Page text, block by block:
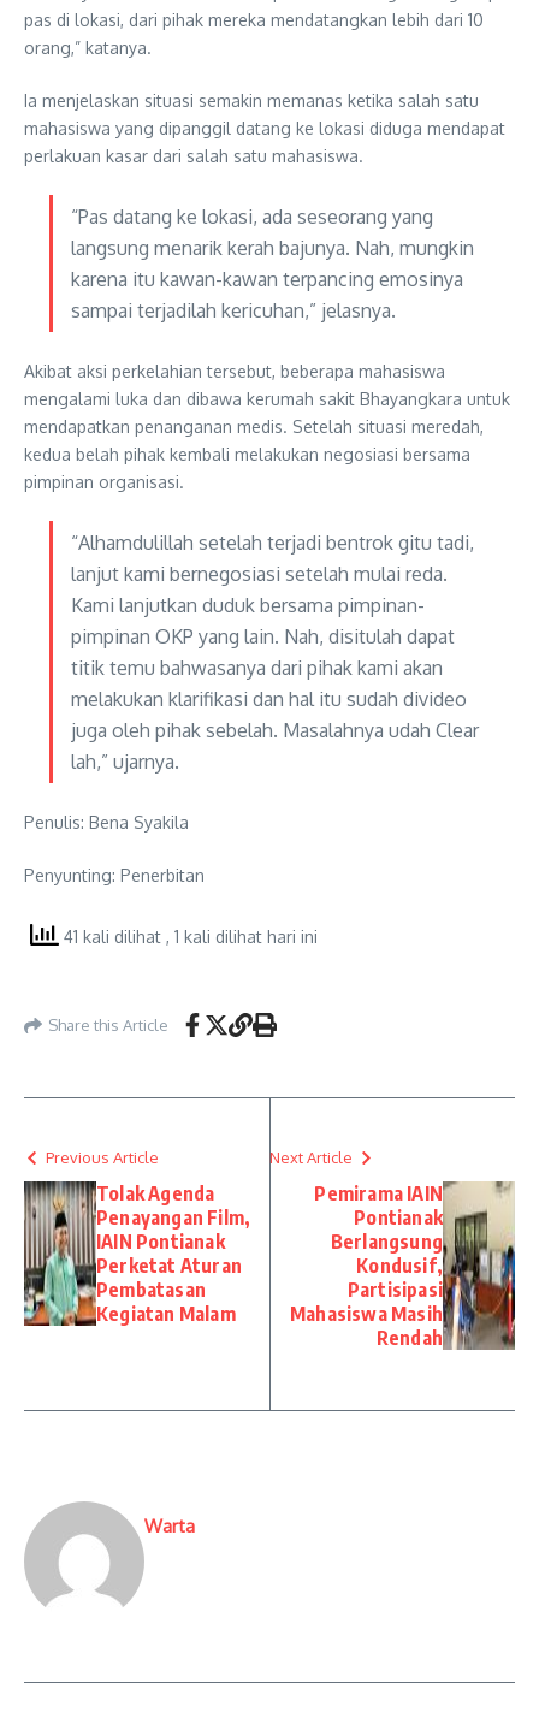
pas di lokasi, dari pihak mereka mendatangkan lebih dari 10
orang,” katanya.
Ia menjelaskan situasi semakin memanas ketika salah satu
mahasiswa yang dipanggil datang ke lokasi diduga mendapat
perlakuan kasar dari salah satu mahasiswa.
“Pas datang ke lokasi, ada seseorang yang
langsung menarik kerah bajunya. Nah, mungkin
karena itu kawan-kawan terpancing emosinya
sampai terjadilah kericuhan,” jelasnya.
Akibat aksi perkelahian tersebut, beberapa mahasiswa
mengalami luka dan dibawa kerumah sakit Bhayangkara untuk
mendapatkan penanganan medis. Setelah situasi meredah,
kedua belah pihak kembali melakukan negosiasi bersama
pimpinan organisasi.
“Alhamdulillah setelah terjadi bentrok gitu tadi,
lanjut kami bernegosiasi setelah mulai reda.
Kami lanjutkan duduk bersama pimpinan-
pimpinan OKP yang lain. Nah, disitulah dapat
titik temu bahwasanya dari pihak kami akan
melakukan klarifikasi dan hal itu sudah divideo
juga oleh pihak sebelah. Masalahnya udah Clear
lah,” ujarnya.
Penulis: Bena Syakila
Penyunting: Penerbitan
41 kali dilihat , 1 kali dilihat hari ini
Share this Article
Previous Article
Tolak Agenda
Penayangan Film,
IAIN Pontianak
Perketat Aturan
Pembatasan
Kegiatan Malam
Next Article
Pemirama IAIN
Pontianak
Berlangsung
Kondusif,
Partisipasi
Mahasiswa Masih
Rendah
Warta